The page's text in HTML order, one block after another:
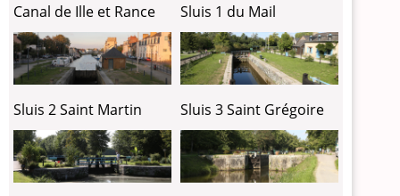
Canal de Ille et Rance Sluis 1 du Mail
Sluis 2 Saint Martin Sluis 3 Saint Grégoire